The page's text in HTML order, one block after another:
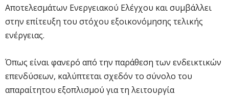
Αποτελεσμάτων Ενεργειακού Ελέγχου και συμβάλλει
στην επίτευξη του στόχου εξοικονόμησης τελικής
ενέργειας.
Όπως είναι φανερό από την παράθεση των ενδεικτικών
επενδύσεων, καλύπτεται σχεδόν το σύνολο του
απαραίτητου εξοπλισμού για τη λειτουργία